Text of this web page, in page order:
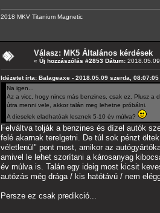
2018 MKV Titanium Magnetic
Válasz: MK5 Általános kérdések
« Új hozzászólás #2853 Dátum:
Idézetet írta: Balageaxe - 2018.05.09 szerda, 08:07:05
Na igen...
Az a vicc, hogy nincs más benzines, csak ez. Plusz a
útra menni vele, akkor talán meg lehetne próbálni.
A dieselek eladhatóak lesznek 5-10 év múlva?
Felváltva tolják a benzines és dízel autók
felé akarnak terelgetni. De túl sok pénzt
véletlenül" pont most, amikor az
amivel le lehet szorítani a károsanyag
év múlva is. Talán egy ideig most kicsit
autózás még drága / kis hatótávú / nem
Persze ez csak predikció...